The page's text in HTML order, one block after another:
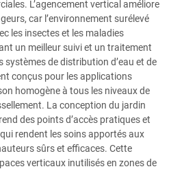
L’agencement vertical améliore
car l’environnement surélevé
les insectes et les maladies
un meilleur suivi et un traitement
systèmes de distribution d’eau et de
conçus pour les applications
homogène à tous les niveaux de
La conception du jardin
des points d’accès pratiques et
rendent les soins apportés aux
sûrs et efficaces. Cette
verticaux inutilisés en zones de